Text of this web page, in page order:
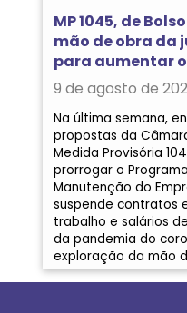
MP 1045, de
mão de obra da
para aumentar
9 de agosto de
Na última semana,
propostas da
Medida Provisória
prorrogar o
Manutenção do
suspende contratos
trabalho e salários
da pandemia do
exploração da mão